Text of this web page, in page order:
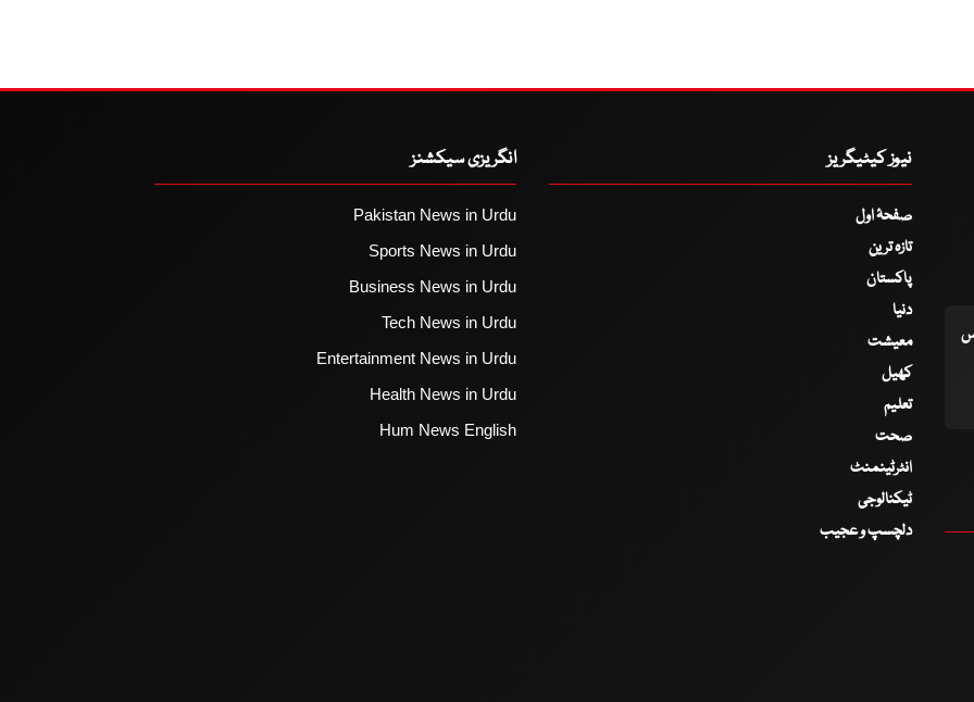
نیوز کیٹیگریز
صفحۂ اول
تازہ ترین
پاکستان
دنیا
معیشت
کھیل
تعلیم
صحت
انٹرٹینمنٹ
ٹیکنالوجی
دلچسپ و عجیب
انگریزی سیکشنز
Pakistan News in Urdu
Sports News in Urdu
Business News in Urdu
Tech News in Urdu
Entertainment News in Urdu
Health News in Urdu
Hum News English